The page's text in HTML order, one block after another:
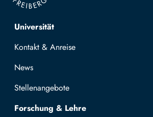
Top navigation
Universität
Kontakt & Anreise
News
Stellenangebote
Forschung & Lehre